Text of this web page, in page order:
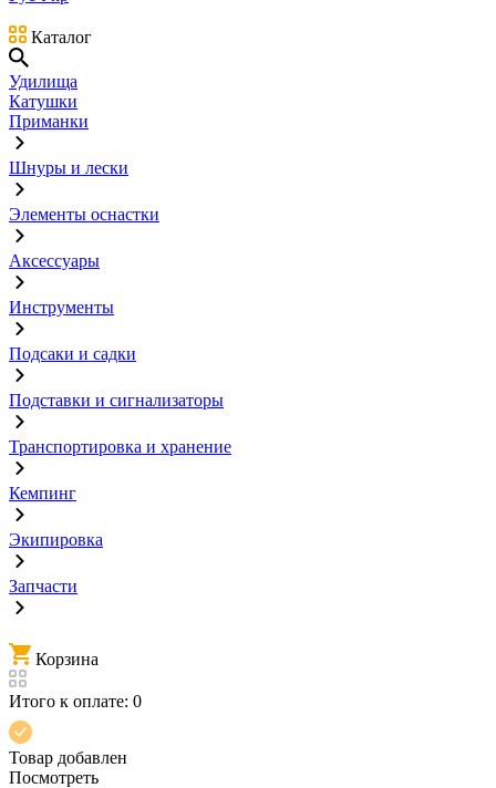
Каталог
Удилища
Катушки
Приманки
Шнуры и лески
Элементы оснастки
Аксессуары
Инструменты
Подсаки и садки
Подставки и сигнализаторы
Транспортировка и хранение
Кемпинг
Экипировка
Запчасти
Корзина
Итого к оплате: 0
Товар добавлен
Посмотреть